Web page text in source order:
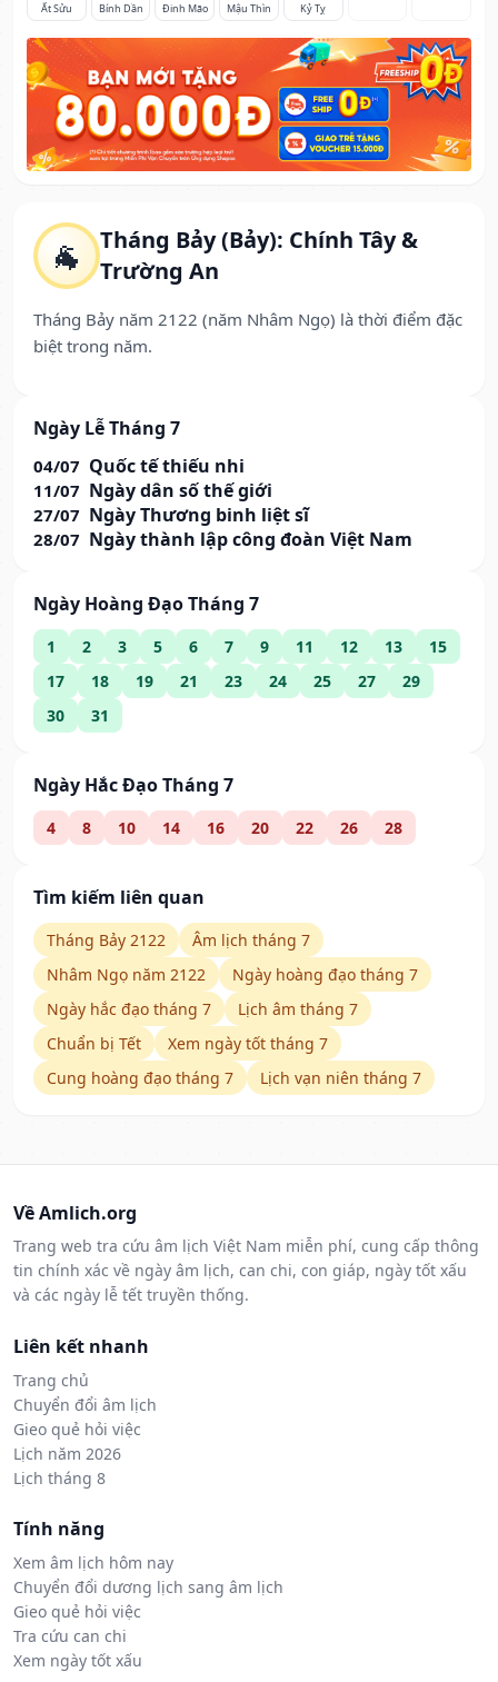
🐐
Tháng Bảy (Bảy): Chính Tây &
Trường An
Tháng Bảy năm 2122 (năm Nhâm Ngọ) là thời điểm đặc
biệt trong năm.
Ngày Lễ Tháng 7
04/07 Quốc tế thiếu nhi
11/07 Ngày dân số thế giới
27/07 Ngày Thương binh liệt sĩ
28/07 Ngày thành lập công đoàn Việt Nam
Ngày Hoàng Đạo Tháng 7
1 2 3 5 6 7 9 11 12 13
15
17
18 19 21 23 24 25 27
29
30
31
Ngày Hắc Đạo Tháng 7
4 8 10 14 16 20 22 26 28
Tìm kiếm liên quan
Tháng Bảy 2122
Âm lịch tháng 7
Nhâm Ngọ năm 2122
Ngày hoàng đạo tháng 7
Ngày hắc đạo tháng 7
Lịch âm tháng 7
Chuẩn bị Tết
Xem ngày tốt tháng 7
Cung hoàng đạo tháng 7
Lịch vạn niên tháng 7
Ất Sửu
Bính Dần
Đinh Mão
Mậu Thìn
Kỷ Tỵ
Về Amlich.org
Trang web tra cứu âm lịch Việt Nam miễn phí, cung cấp thông
tin chính xác về ngày âm lịch, can chi, con giáp, ngày tốt xấu
và các ngày lễ tết truyền thống.
Liên kết nhanh
Trang chủ
Chuyển đổi âm lịch
Gieo quẻ hỏi việc
Lịch năm 2026
Lịch tháng 8
Tính năng
Xem âm lịch hôm nay
Chuyển đổi dương lịch sang âm lịch
Gieo quẻ hỏi việc
Tra cứu can chi
Xem ngày tốt xấu